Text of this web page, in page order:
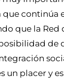
que continúa
que la Red
de
un placer y